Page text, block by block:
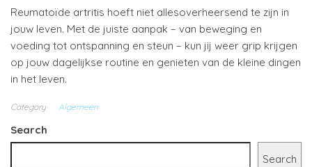
Reumatoïde artritis hoeft niet allesoverheersend te zijn in
jouw leven. Met de juiste aanpak – van beweging en
voeding tot ontspanning en steun – kun jij weer grip krijgen
op jouw dagelijkse routine en genieten van de kleine dingen
in het leven.
Category Algemeen
Search
Search